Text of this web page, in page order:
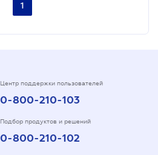
1
Центр поддержки пользователей
0-800-210-103
Подбор продуктов и решений
0-800-210-102